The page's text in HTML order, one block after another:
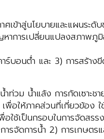
เข้าสู่นโยบายและแผนระ
าการเปลี่ยนแปลงสภาพภู
บอนต่ำ และ 3) การสร้างขี
วม น้ำแล้ง การกัดเซาะช
ให้ภาคส่วนที่เกี่ยวข้อง ใ
ใช้เป็นกรอบในการจัดสร
จัดการน้ำ 2) การเกษตร